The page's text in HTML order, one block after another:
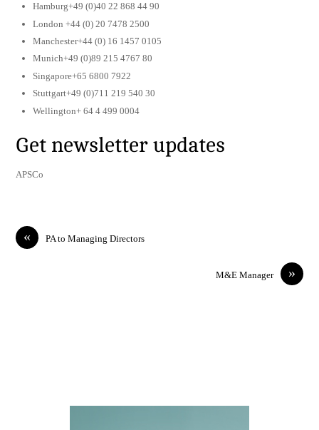
Hamburg+49 (0)40 22 868 44 90
London +44 (0) 20 7478 2500
Manchester+44 (0) 16 1457 0105
Munich+49 (0)89 215 4767 80
Singapore+65 6800 7922
Stuttgart+49 (0)711 219 540 30
Wellington+ 64 4 499 0004
Get newsletter updates
APSCo
« PA to Managing Directors
»
M&E Manager